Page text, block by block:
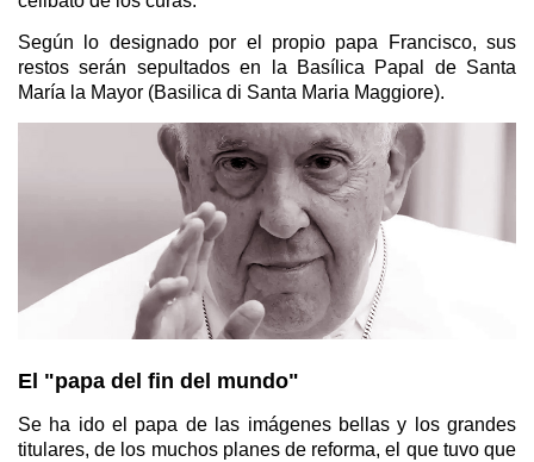
Según lo designado por el propio papa Francisco, sus
restos serán sepultados en la Basílica Papal de Santa
María la Mayor (Basilica di Santa Maria Maggiore).
El "papa del fin del mundo"
Se ha ido el papa de las imágenes bellas y los grandes
titulares, de los muchos planes de reforma, el que tuvo que